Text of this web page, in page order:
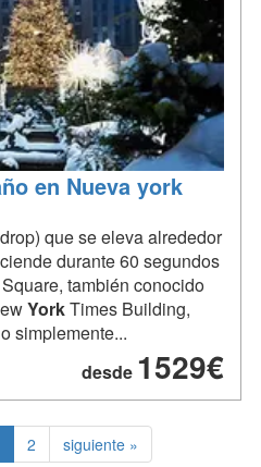
en Nueva york
que se eleva alrededor
durante 60 segundos
también conocido
YorkTimes Building,
simplemente...
desde 1529€
2 siguiente »